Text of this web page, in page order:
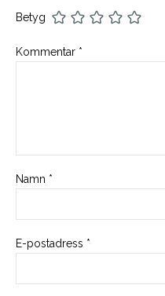
Betyg
Kommentar *
Namn *
E-postadress *